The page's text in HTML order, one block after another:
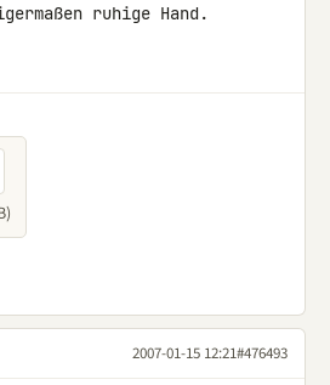
ruhige Hand.
2007-01-15 12:21#476493